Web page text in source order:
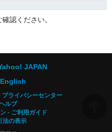
確認ください。
JAPAN
English
プライバシーセンター
ルプ
ご利用ガイド
法の表示